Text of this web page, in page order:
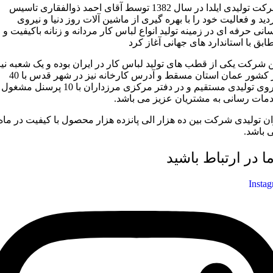
شرکت تولیدی ایلدا در سال 1382 توسط آقای احمد ذوالفقاری تاسیس
و فعالیت خود را با بهره گیری از ماشین آلات روز دنیا و نیروی
حرفه ای در زمینه تولید انواع لباس کار مردانه و زنانه باکیفیت و
با استاندارد های جهانی آغاز کرد
شرکت یکی از قطب های تولید لباس کار در ایران بوده و یک شعبه
در کشور عمان استان مسقط و آدرس کارخانه نیز در شهر قدس با 40
نیروی تولیدی مستقیم و در دفتر مرکزی مرزداران با 10 پرسنل مشغول
رسانی به مشتریان عزیز می باشد.
تولیدی شرکت بین ده هزار الی پانزده هزار محصول با کیفیت در
باشد.
در ارتباط باشید